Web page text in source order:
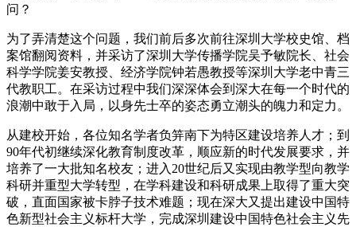
问？
为了弄清楚这个问题，我们前后多次前往深圳大学校史馆、档
案馆翻阅资料，并采访了深圳大学传播学院吴予敏院长、社会
科学学院姜安教授、经济学院钟若愚教授等深圳大学老中青三
代教职工。在采访过程中我们深深体会到深大在每一个时代的
浪潮中敢于入局，以身先士卒的姿态勇立潮头的魄力和定力。
从建校开始，各位知名学者负笄南下为特区建设培养人才；到
90年代初继续深化教育制度改革，顺应新的时代发展要求，并
培养了一大批知名校友；进入20世纪后又实现由教学型向教学
科研并重型大学转型，在学科建设和科研成果上取得了重大突
破，直面国家被卡脖子技术难题；现在深大又提出建设中国特
色新型社会主义标杆大学，完成深圳建设中国特色社会主义先